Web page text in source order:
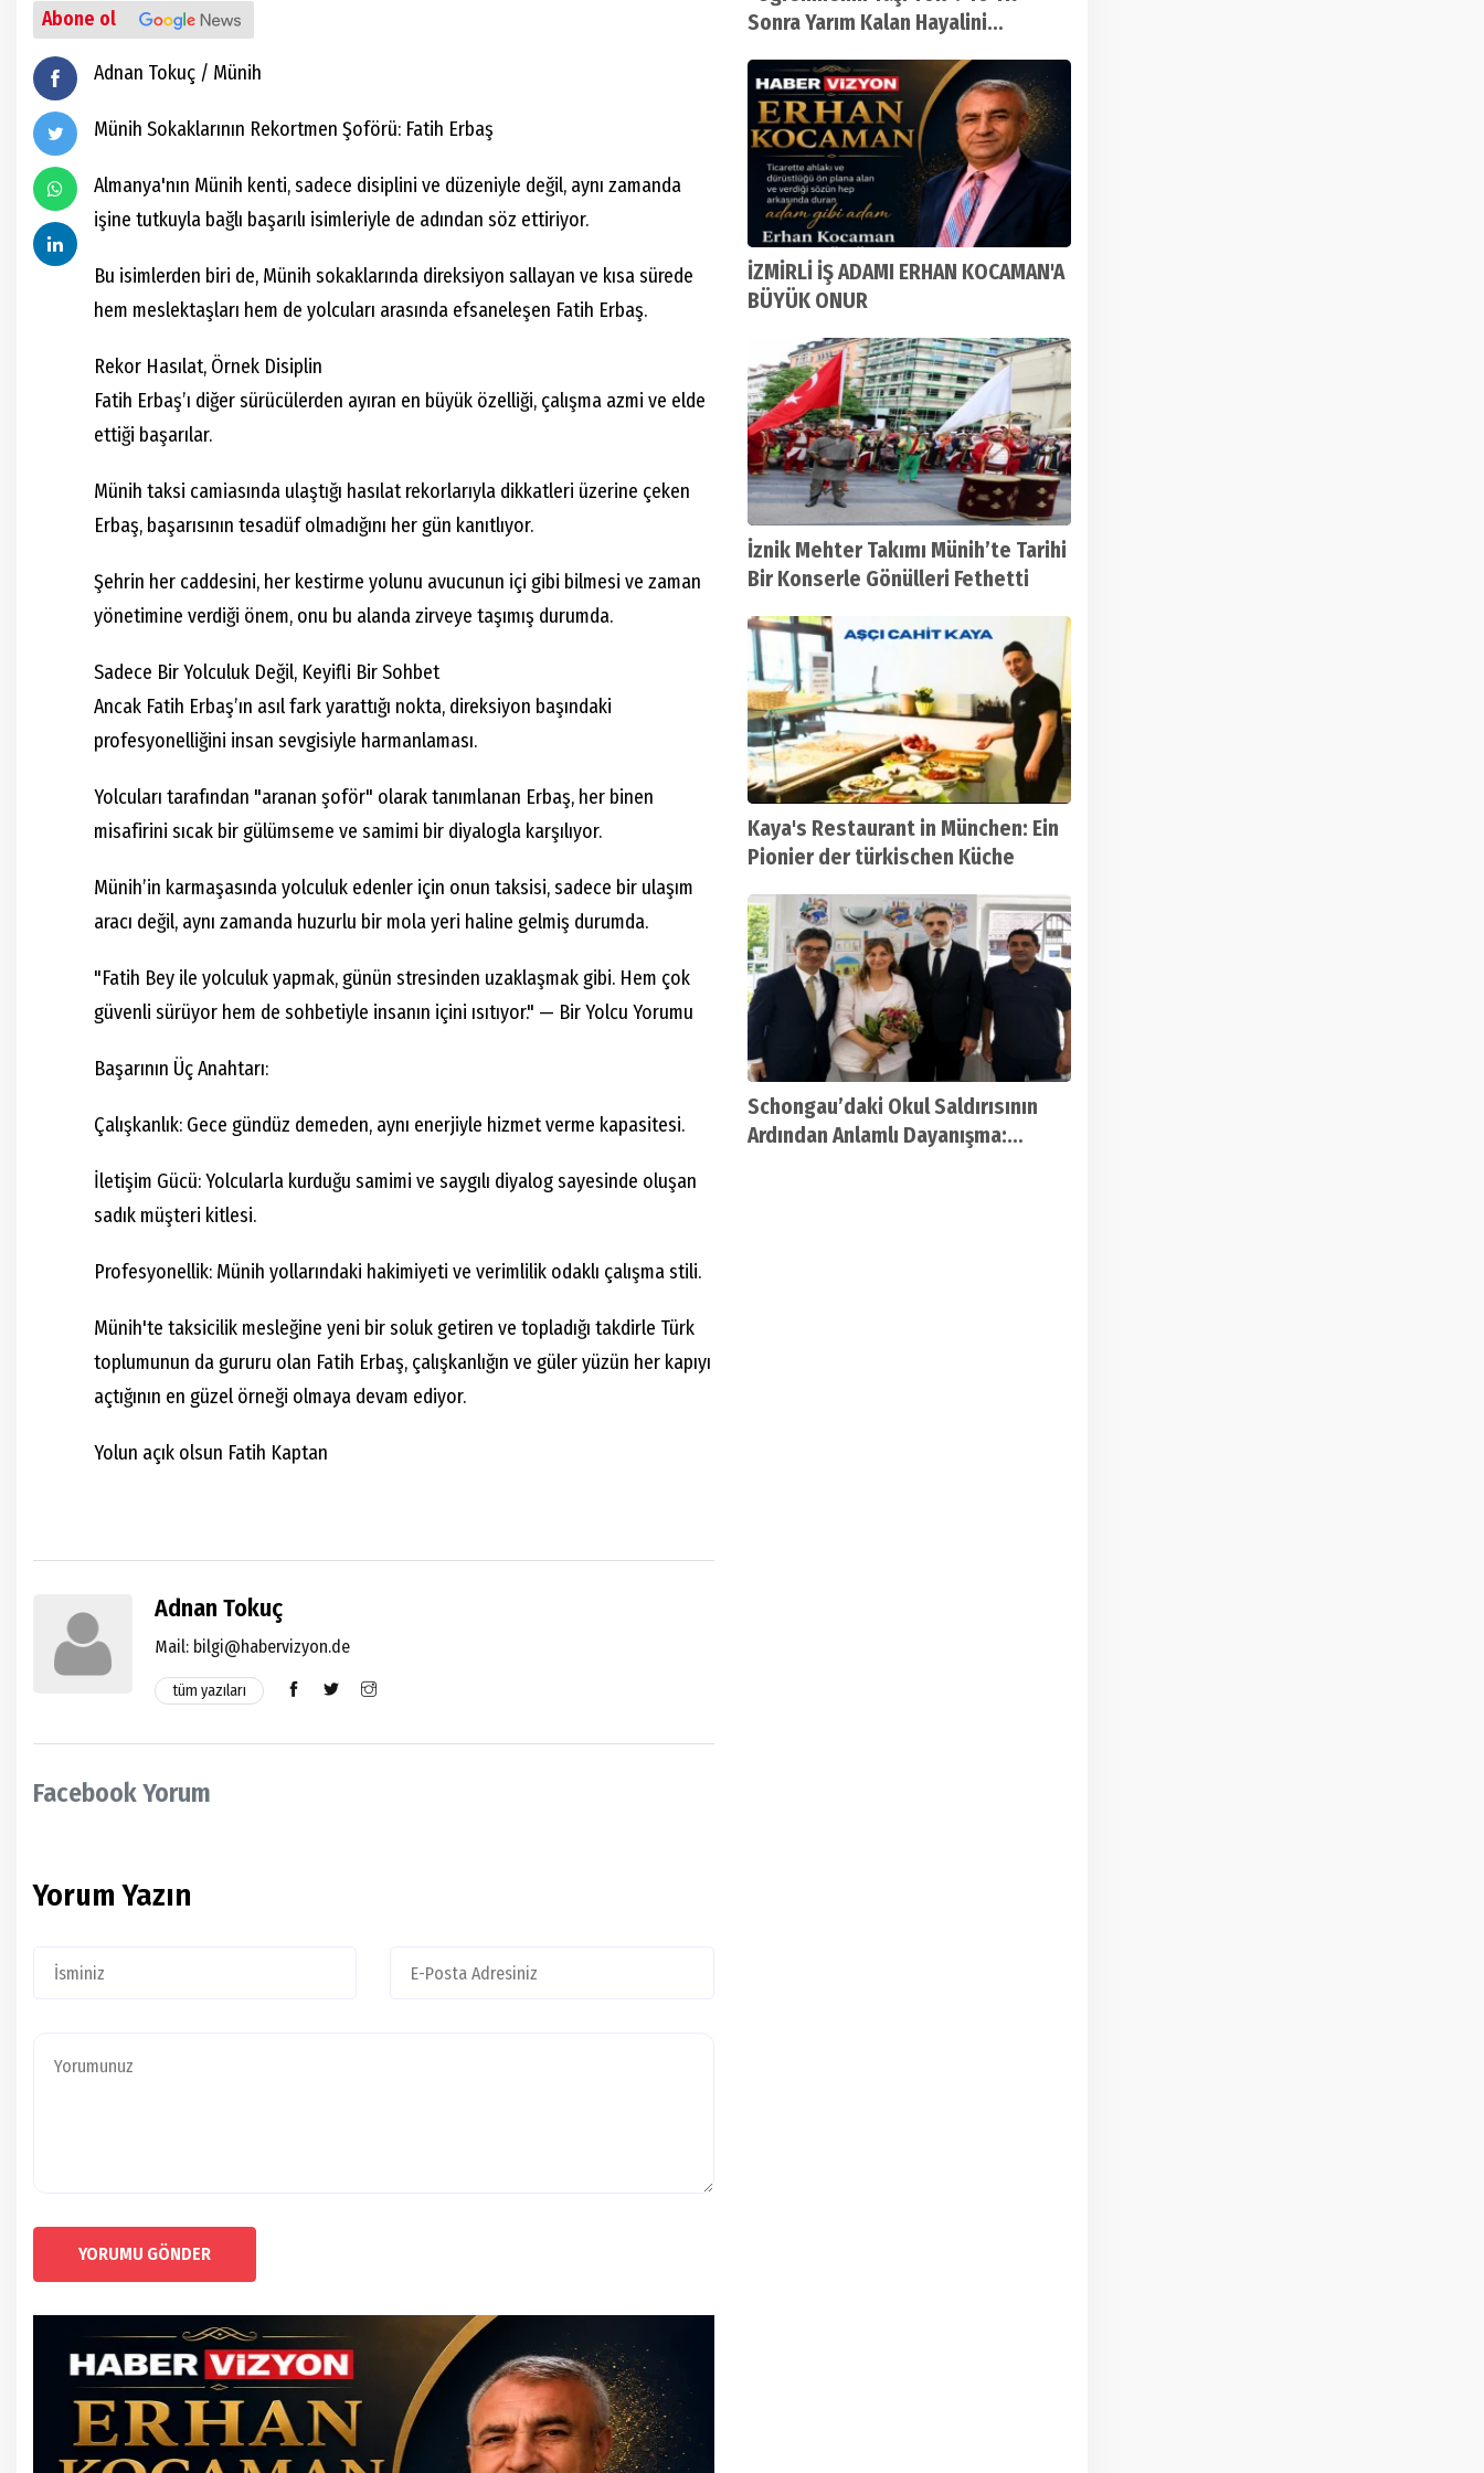
Abone ol
Adnan Tokuç / Münih
Münih Sokaklarının Rekortmen Şoförü: Fatih Erbaş
Almanya'nın Münih kenti, sadece disiplini ve düzeniyle değil, aynı zamanda
işine tutkuyla bağlı başarılı isimleriyle de adından söz ettiriyor.
Bu isimlerden biri de, Münih sokaklarında direksiyon sallayan ve kısa sürede
hem meslektaşları hem de yolcuları arasında efsaneleşen Fatih Erbaş.
Rekor Hasılat, Örnek Disiplin
Fatih Erbaş’ı diğer sürücülerden ayıran en büyük özelliği, çalışma azmi ve elde
ettiği başarılar.
Münih taksi camiasında ulaştığı hasılat rekorlarıyla dikkatleri üzerine çeken
Erbaş, başarısının tesadüf olmadığını her gün kanıtlıyor.
Şehrin her caddesini, her kestirme yolunu avucunun içi gibi bilmesi ve zaman
yönetimine verdiği önem, onu bu alanda zirveye taşımış durumda.
Sadece Bir Yolculuk Değil, Keyifli Bir Sohbet
Ancak Fatih Erbaş’ın asıl fark yarattığı nokta, direksiyon başındaki
profesyonelliğini insan sevgisiyle harmanlaması.
Yolcuları tarafından "aranan şoför" olarak tanımlanan Erbaş, her binen
misafirini sıcak bir gülümseme ve samimi bir diyalogla karşılıyor.
Münih’in karmaşasında yolculuk edenler için onun taksisi, sadece bir ulaşım
aracı değil, aynı zamanda huzurlu bir mola yeri haline gelmiş durumda.
"Fatih Bey ile yolculuk yapmak, günün stresinden uzaklaşmak gibi. Hem çok
güvenli sürüyor hem de sohbetiyle insanın içini ısıtıyor." — Bir Yolcu Yorumu
Başarının Üç Anahtarı:
Çalışkanlık: Gece gündüz demeden, aynı enerjiyle hizmet verme kapasitesi.
İletişim Gücü: Yolcularla kurduğu samimi ve saygılı diyalog sayesinde oluşan
sadık müşteri kitlesi.
Profesyonellik: Münih yollarındaki hakimiyeti ve verimlilik odaklı çalışma stili.
Münih'te taksicilik mesleğine yeni bir soluk getiren ve topladığı takdirle Türk
toplumunun da gururu olan Fatih Erbaş, çalışkanlığın ve güler yüzün her kapıyı
açtığının en güzel örneği olmaya devam ediyor.
Yolun açık olsun Fatih Kaptan
Adnan Tokuç
Mail: bilgi@habervizyon.de
tüm yazıları
Facebook Yorum
Yorum Yazın
YORUMU GÖNDER
Sonra Yarım Kalan Hayalini
İZMİRLİ İŞ ADAMI ERHAN KOCAMAN'A
BÜYÜK ONUR
İznik Mehter Takımı Münih’te Tarihi
Bir Konserle Gönülleri Fethetti
Kaya's Restaurant in München: Ein
Pionier der türkischen Küche
Schongau’daki Okul Saldırısının
Ardından Anlamlı Dayanışma: